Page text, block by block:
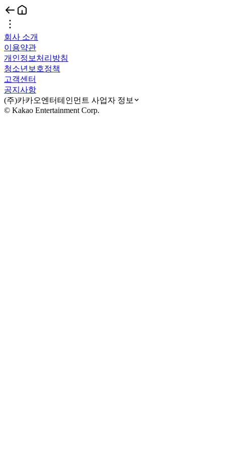
회사 소개
이용약관
개인정보처리방침
청소년보호정책
고객센터
공지사항
(주)카카오엔터테인먼트 사업자 정보
© Kakao Entertainment Corp.